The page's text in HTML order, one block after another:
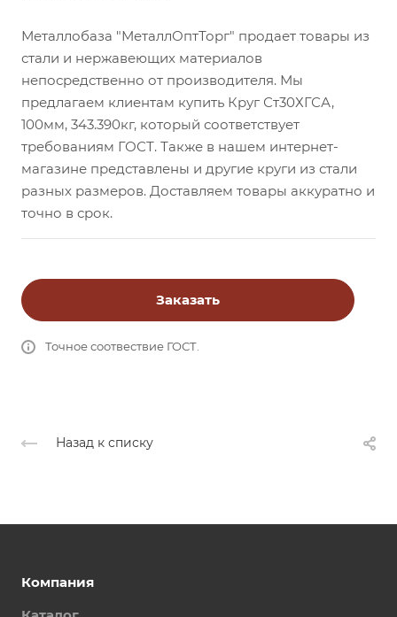
Металлобаза "МеталлОптТорг" продает товары из
стали и нержавеющих материалов
непосредственно от производителя. Мы
предлагаем клиентам купить Круг Ст30ХГСА,
100мм, 343.390кг, который соответствует
требованиям ГОСТ. Также в нашем интернет-
магазине представлены и другие круги из стали
разных размеров. Доставляем товары аккуратно и
точно в срок.
Заказать
Точное соотвествие ГОСТ.
Назад к списку
Компания